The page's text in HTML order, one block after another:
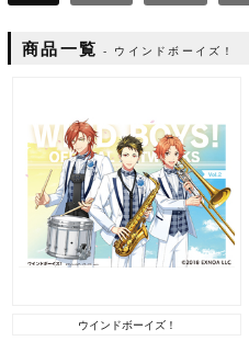
商品一覧 ウインドボーイズ！
ウインドボーイズ！